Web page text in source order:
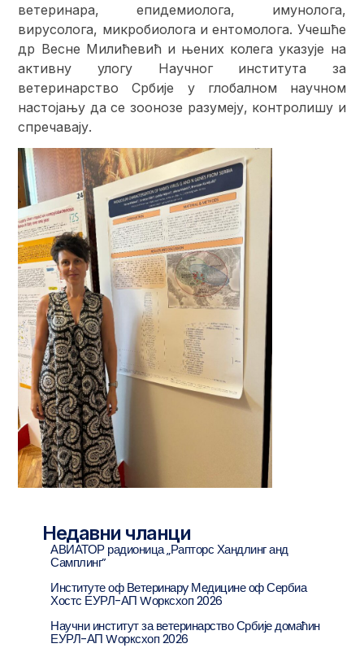
ветеринара, епидемиолога, имунолога,
вирусолога, микробиолога и ентомолога. Учешће
др Весне Милићевић и њених колега указује на
активну улогу Научног института за
ветеринарство Србије у глобалном научном
настојању да се зоонозе разумеју, контролишу и
спречавају.
Недавни чланци
АВИАТОР радионица „Рапторс Хандлинг анд
Самплинг”
Институте оф Ветеринарy Медицине оф Сербиа
Хостс ЕУРЛ-АП Wорксхоп 2026
Научни институт за ветеринарство Србије домаћин
ЕУРЛ-АП Wорксхоп 2026